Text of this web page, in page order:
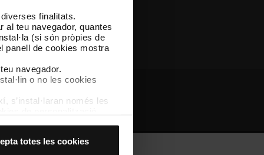
finalitats.
al teu navegador, quantes
(si són pròpies de
panell de cookies mostra
navegador.
o no les cookies
s’instal·laran només les
d’usuari.
totes les cookies
Altres webs de TMB
d'interès Intranet